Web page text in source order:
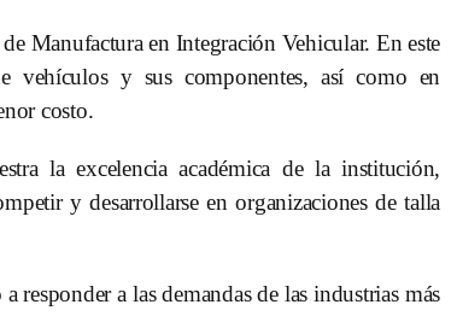
Manufactura en Integración Vehicular. En este
vehículos y sus componentes, así como en
costo.
la excelencia académica de la institución,
y desarrollarse en organizaciones de talla
a las demandas de las industrias más